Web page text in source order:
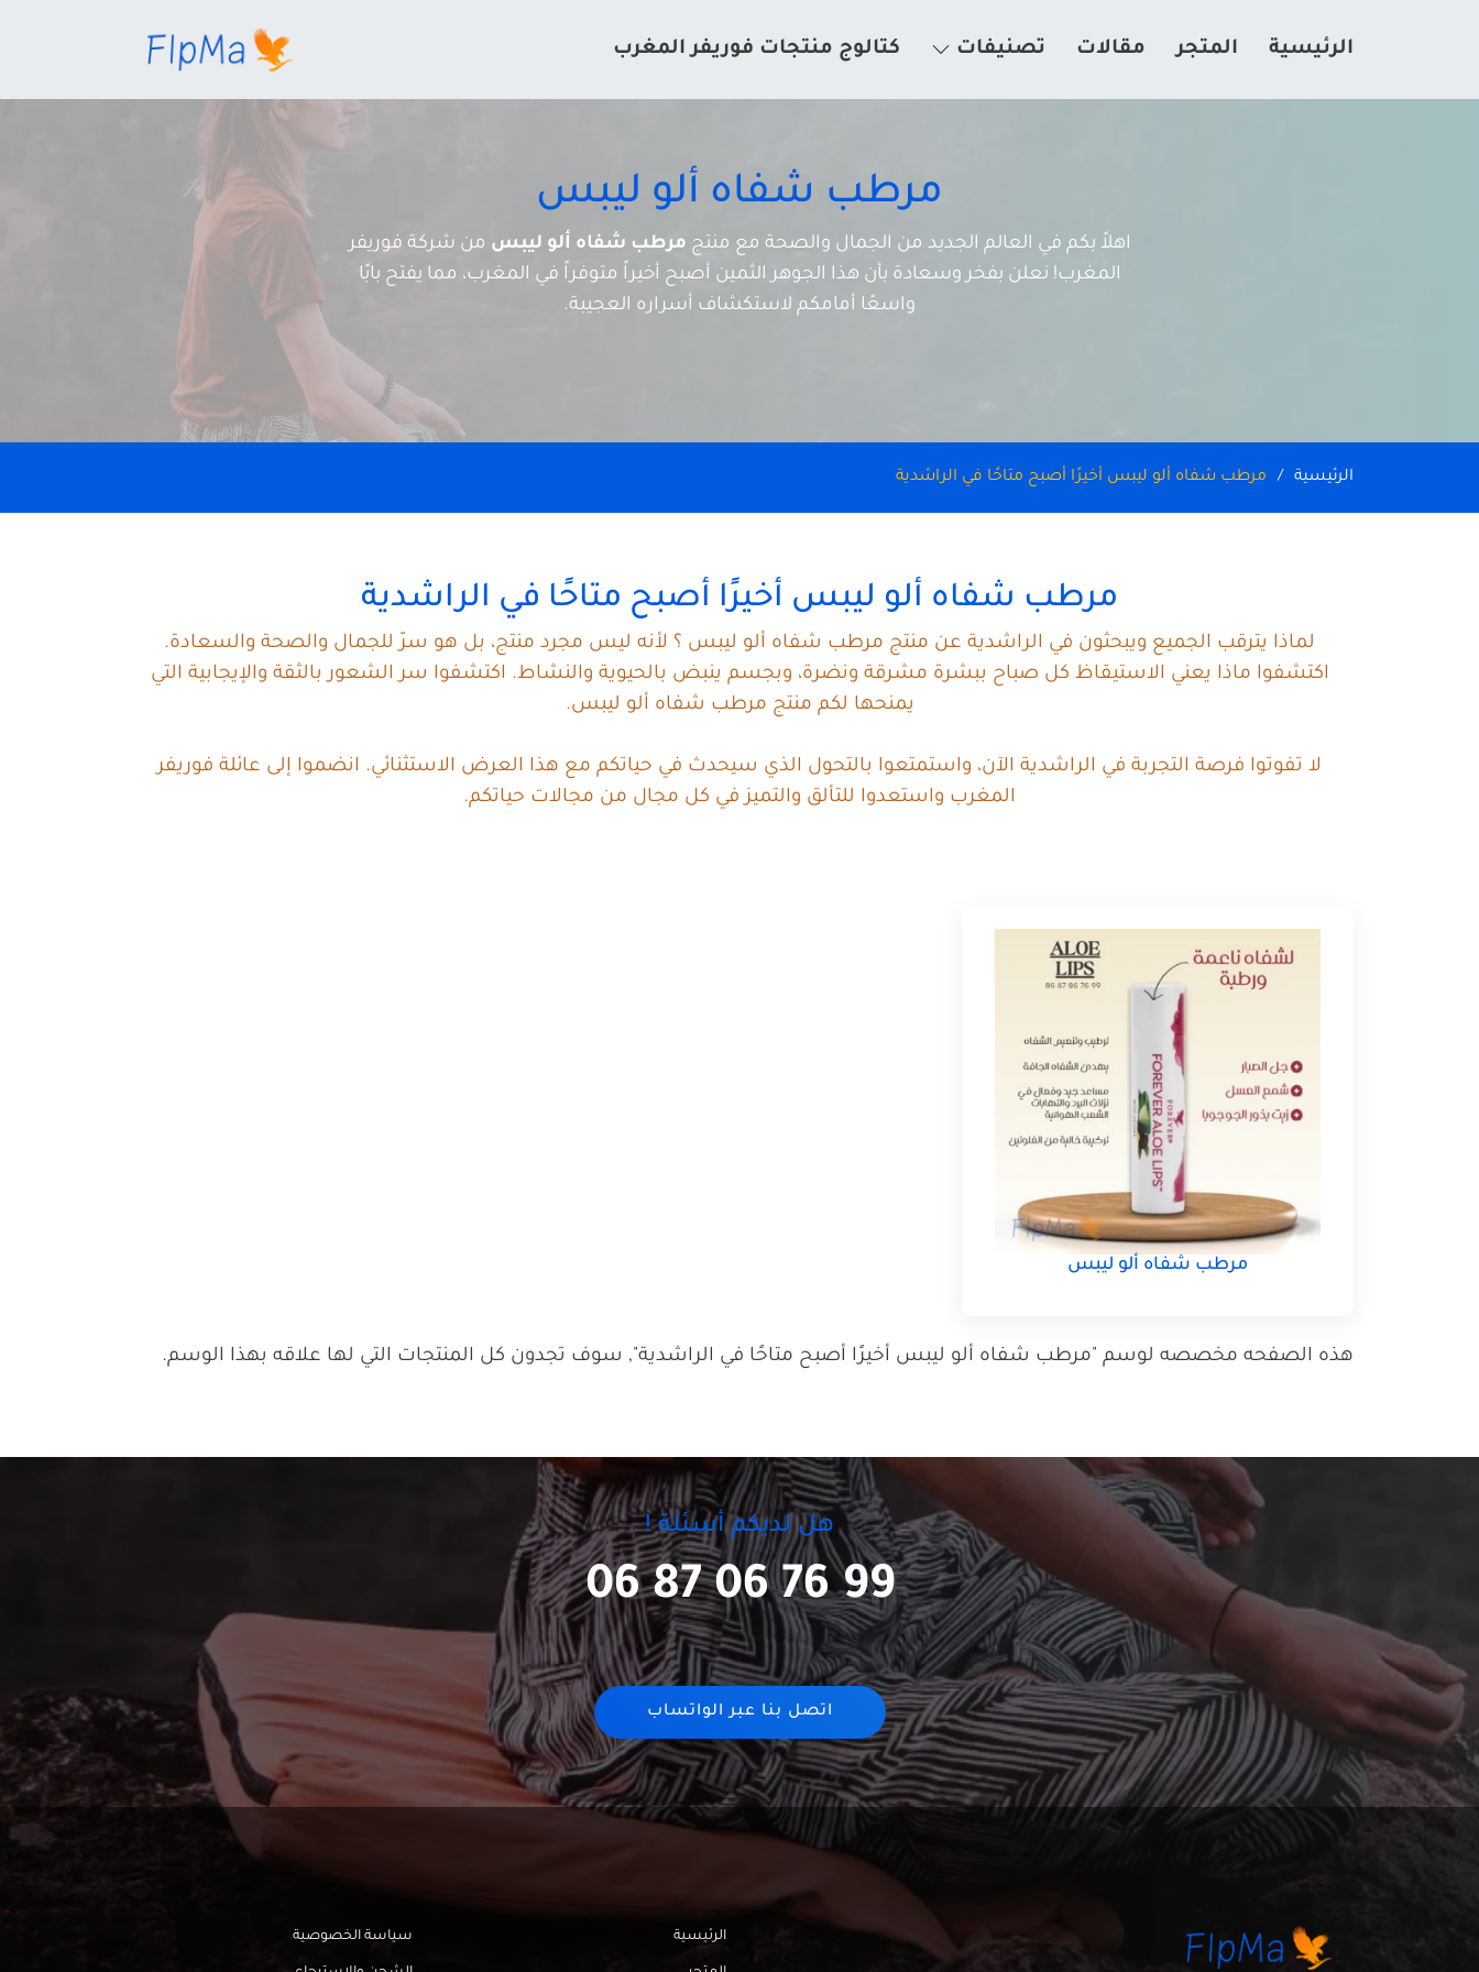
الرئيسية المتجر مقالات تصنيفات كتالوج منتجات فوريفر المغرب
مرطب شفاه ألو ليبس
اهلاً بكم في العالم الجديد من الجمال والصحة مع منتج مرطب شفاه ألو ليبس من شركة فوريفر
المغرب! نعلن بفخر وسعادة بأن هذا الجوهر الثمين أصبح أخيراً متوفراً في المغرب، مما يفتح بابًا
واسعًا أمامكم لاستكشاف أسراره العجيبة.
الرئيسية مرطب شفاه ألو ليبس أخيرًا أصبح متاحًا في الراشدية
مرطب شفاه ألو ليبس أخيرًا أصبح متاحًا في الراشدية
لماذا يترقب الجميع ويبحثون في الراشدية عن منتج مرطب شفاه ألو ليبس ؟ لأنه ليس مجرد منتج، بل هو سرّ للجمال والصحة والسعادة.
اكتشفوا ماذا يعني الاستيقاظ كل صباح ببشرة مشرقة ونضرة، وبجسم ينبض بالحيوية والنشاط. اكتشفوا سر الشعور بالثقة والإيجابية التي
يمنحها لكم منتج مرطب شفاه ألو ليبس.
لا تفوتوا فرصة التجربة في الراشدية الآن، واستمتعوا بالتحول الذي سيحدث في حياتكم مع هذا العرض الاستثنائي. انضموا إلى عائلة فوريفر
المغرب واستعدوا للتألق والتميز في كل مجال من مجالات حياتكم.
مرطب شفاه ألو ليبس
هذه الصفحه مخصصه لوسم "مرطب شفاه ألو ليبس أخيرًا أصبح متاحًا في الراشدية", سوف تجدون كل المنتجات التي لها علاقه بهذا الوسم.
هل لديكم أسئلة !
06 87 06 76 99
اتصل بنا عبر الواتساب
الرئيسية سياسة الخصوصية